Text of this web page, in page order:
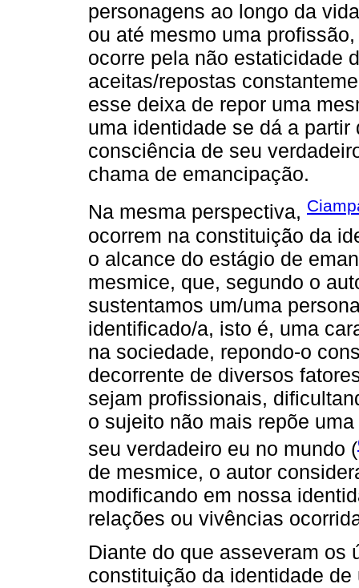
personagens ao longo da
ou até mesmo uma
ocorre pela não estaticidade
aceitas/repostas
esse deixa de repor uma
uma identidade se dá a
consciência de seu
chama de emancipação.
Na mesma perspectiva,
ocorrem na constituição da
o alcance do estágio de
mesmice, que, segundo o
sustentamos um/uma
identificado/a, isto é, uma
na sociedade, repondo-o
decorrente de diversos
sejam profissionais,
o sujeito não mais repõe
seu verdadeiro eu no mundo (
de mesmice, o autor
modificando em nossa
relações ou vivências
Diante do que asseveram os
constituição da identidade